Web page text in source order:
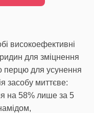
високоефективні
для зміцнення
перцю для усунення
засобу миттєве:
на 58% лише за 5